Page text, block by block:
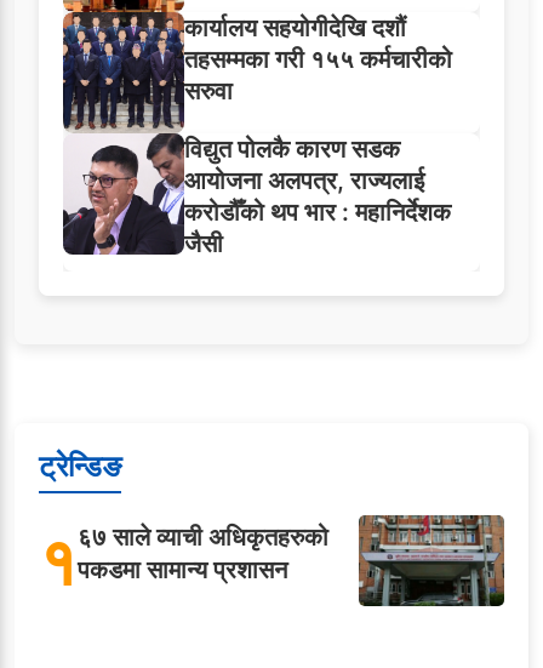
कार्यालय सहयोगीदेखि दशौं
तहसम्मका गरी १५५ कर्मचारीको
सरुवा
विद्युत पोलकै कारण सडक
आयोजना अलपत्र, राज्यलाई
करोडौँको थप भार : महानिर्देशक
जैसी
ट्रेन्डिङ
१६७ साले व्याची अधिकृतहरुको
पकडमा सामान्य प्रशासन